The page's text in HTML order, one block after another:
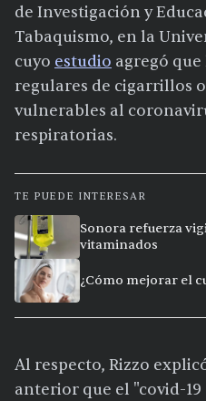
de Investigación y
Tabaquismo, en la
cuyo estudio agregó
regulares de cigarrillos
vulnerables al
respiratorias.
TE PUEDE INTERESAR
Sonora refuerza
vitaminados
¿Cómo mejorar el
Al respecto, Rizzo
anterior que el "covid-